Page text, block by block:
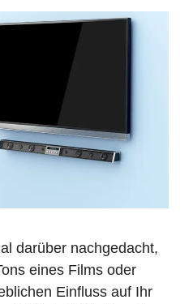
darüber nachgedacht,
eines Films oder
Einfluss auf Ihr